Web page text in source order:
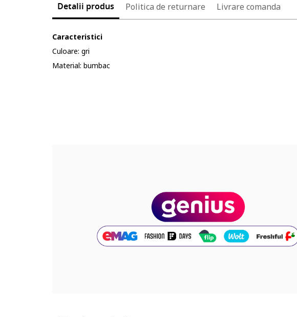
Detalii produs Politica de returnare Livrare comanda
Caracteristici
Culoare: gri
Material: bumbac